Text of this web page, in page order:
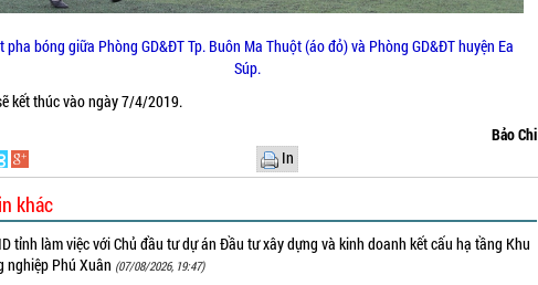
pha bóng giữa Phòng GD&ĐT Tp. Buôn Ma Thuột (áo đỏ) và Phòng GD&ĐT huyện Ea
Súp.
kết thúc vào ngày 7/4/2019.
Bảo Chi
In
khác
tỉnh làm việc với Chủ đầu tư dự án Đầu tư xây dựng và kinh doanh kết cấu hạ tầng Khu
nghiệp Phú Xuân (07/08/2026, 19:47)